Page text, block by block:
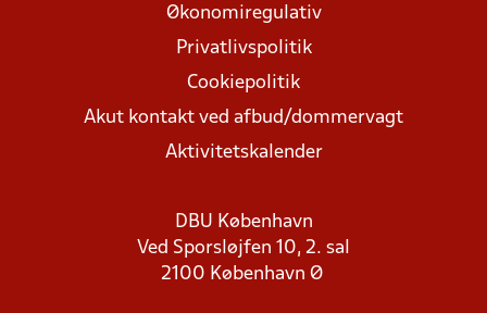
Økonomiregulativ
Privatlivspolitik
Cookiepolitik
Akut kontakt ved afbud/dommervagt
Aktivitetskalender
DBU København
Ved Sporsløjfen 10, 2. sal
2100 København Ø